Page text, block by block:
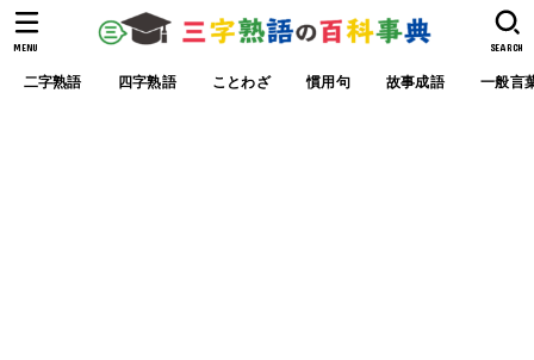
二字熟語 四字熟語 ことわざ 慣用句 故事成語 一般言
SEARCH
MENU